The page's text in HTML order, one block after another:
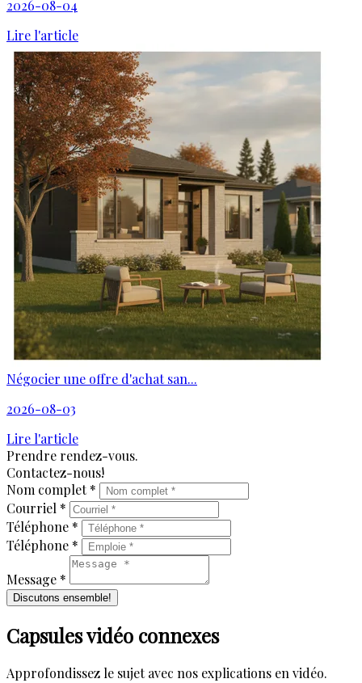
2026-08-04
Lire l'article
Négocier une offre d'achat san...
2026-08-03
Lire l'article
Prendre rendez-vous.
Contactez-nous!
Nom complet *
Courriel *
Téléphone *
Téléphone *
Message *
Discutons ensemble!
Capsules vidéo connexes
Approfondissez le sujet avec nos explications en vidéo.